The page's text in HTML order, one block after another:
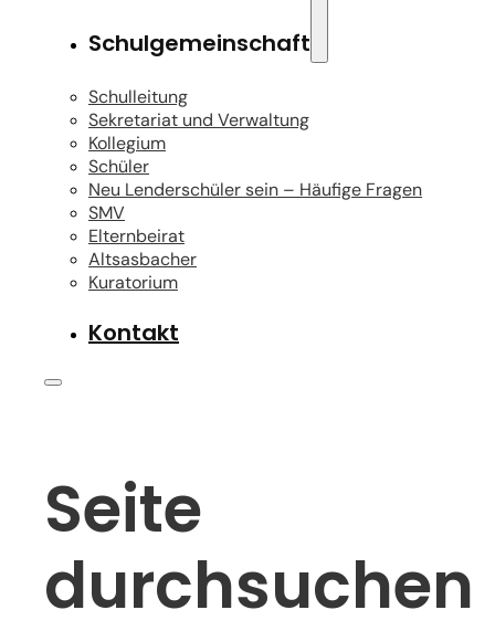
Schulgemeinschaft
Schulleitung
Sekretariat und Verwaltung
Kollegium
Schüler
Neu Lenderschüler sein – Häufige Fragen
SMV
Elternbeirat
Altsasbacher
Kuratorium
Kontakt
Seite
durchsuchen